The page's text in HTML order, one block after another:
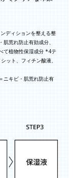
ィションを整える整
荒れ防止有効成分、
て植物性保湿成分 *4テ
ット、フィチン酸液、
ニキビ・肌荒れ防止有